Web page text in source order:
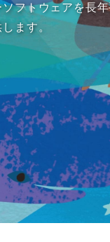
フトウェアを長
ます。